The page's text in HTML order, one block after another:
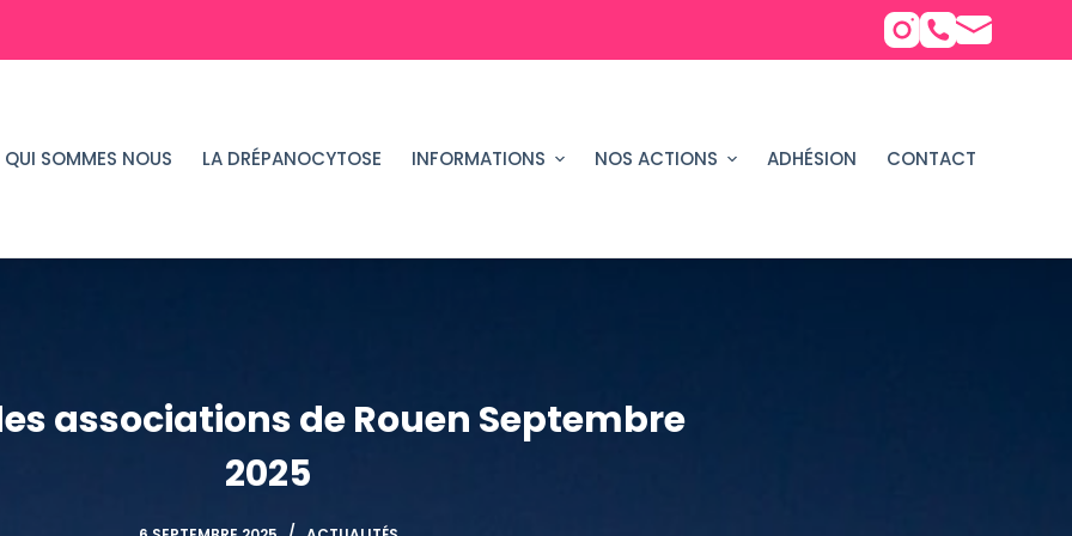
QUI SOMMES NOUS LA DRÉPANOCYTOSE INFORMATIONS NOS ACTIONS ADHÉSION CONTACT
associations de Rouen Septembre
2025